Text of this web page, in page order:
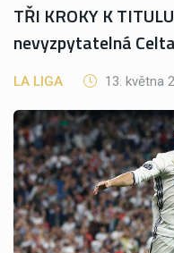
TŘI KROKY K
nevyzpytatelná
LA LIGA 13. května